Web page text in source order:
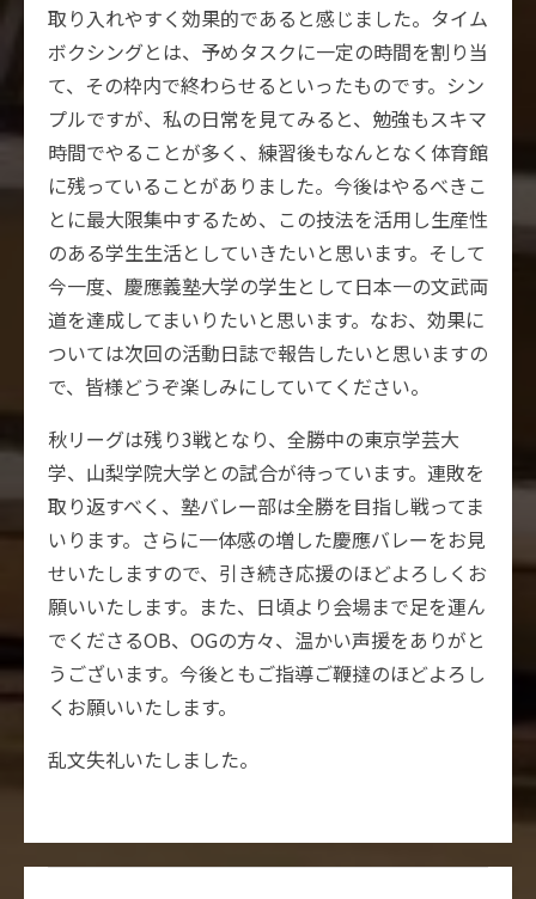
取り入れやすく効果的であると感じました。タイム
ボクシングとは、予めタスクに一定の時間を割り当
て、その枠内で終わらせるといったものです。シン
プルですが、私の日常を見てみると、勉強もスキマ
時間でやることが多く、練習後もなんとなく体育館
に残っていることがありました。今後はやるべきこ
とに最大限集中するため、この技法を活用し生産性
のある学生生活としていきたいと思います。そして
今一度、慶應義塾大学の学生として日本一の文武両
道を達成してまいりたいと思います。なお、効果に
ついては次回の活動日誌で報告したいと思いますの
で、皆様どうぞ楽しみにしていてください。
秋リーグは残り3戦となり、全勝中の東京学芸大
学、山梨学院大学との試合が待っています。連敗を
取り返すべく、塾バレー部は全勝を目指し戦ってま
いります。さらに一体感の増した慶應バレーをお見
せいたしますので、引き続き応援のほどよろしくお
願いいたします。また、日頃より会場まで足を運ん
でくださるOB、OGの方々、温かい声援をありがと
うございます。今後ともご指導ご鞭撻のほどよろし
くお願いいたします。
乱文失礼いたしました。